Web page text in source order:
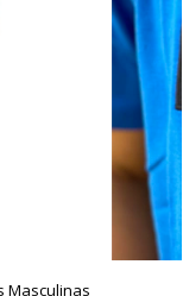
Masculinas